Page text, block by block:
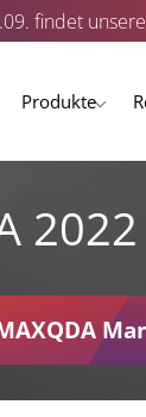
findet
Produkte